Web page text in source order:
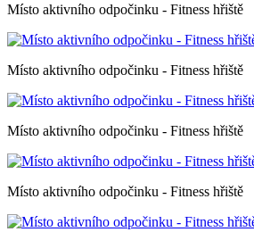
Místo aktivního odpočinku - Fitness hřiště
Místo aktivního odpočinku - Fitness hřiště
Místo aktivního odpočinku - Fitness hřiště
Místo aktivního odpočinku - Fitness hřiště